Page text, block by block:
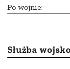
Po wojnie:
Służba